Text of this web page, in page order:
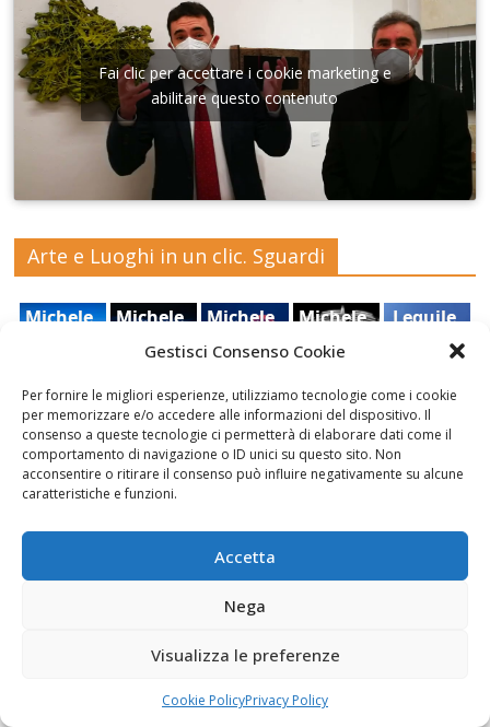
Gestisci Consenso Cookie
Per fornire le migliori esperienze, utilizziamo tecnologie come i cookie
per memorizzare e/o accedere alle informazioni del dispositivo. Il
consenso a queste tecnologie ci permetterà di elaborare dati come il
comportamento di navigazione o ID unici su questo sito. Non
acconsentire o ritirare il consenso può influire negativamente su alcune
caratteristiche e funzioni.
Accetta
Nega
Visualizza le preferenze
Cookie PolicyPrivacy Policy
Fai clic per accettare i cookie marketing e
abilitare questo contenuto
Arte e Luoghi in un clic. Sguardi
Michele_
Punta_S
uina
Michele_
Piccinno_
tempest
a_21_09_
2022
Michele_
Piccinno_
guarda_c
he_luna_
2022
Michele_
Piccinno_
sulla_gio
stra_2022
Lequile,
Stefano
Quarta,
2021
Ruderi
dell'antic
o
castello
di Aidone
(Enna),
Bottaro
Veduta
di
Modica
dal
della
contea ,
Giacomo
Vespo
cielo,
Sara Foti
Sciavalie
re
Fai clic per accettare i cookie marketing e